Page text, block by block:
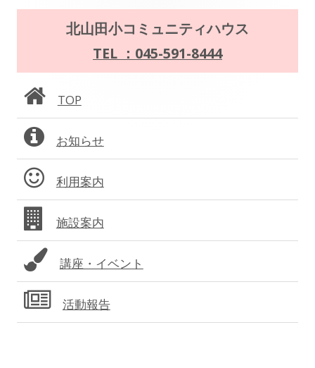
の
ー
ジ
送
り
ン
サ
イ
ド
バ
ー
北山田小コミュニティハウス
TEL ：045-591-8444
TOP
お知らせ
利用案内
施設案内
講座・イベント
活動報告